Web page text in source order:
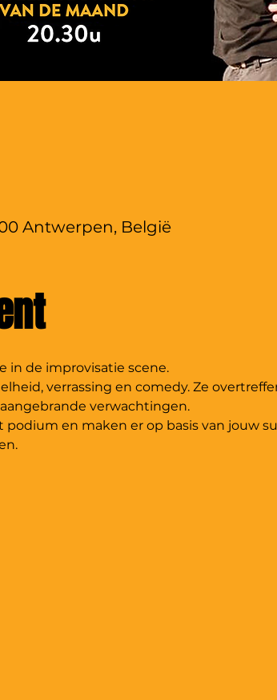
Antwerpen, België
The Lunatics zijn al 20 jaar een vaste waarde in de improvisatie scene.
verrassing en comedy. Ze
stoutste, meest onnozele of zelfs je eerder aangebrande verwachtingen.
en maken er op basis van jouw
spot een avond van om niet snel te vergeten.